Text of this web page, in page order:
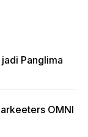
Panglima
OMNI